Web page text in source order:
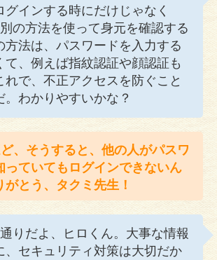
グインする時にだけじゃなく
の方法を使って身元を確認する
方法は、パスワードを入力する
て、例えば指紋認証や顔認証も
れで、不正アクセスを防ぐこと
。わかりやすいかな？
、そうすると、他の人がパスワ
っていてもログインできないん
がとう、タクミ先生！
りだよ、ヒロくん。大事な情報
、セキュリティ対策は大切だか